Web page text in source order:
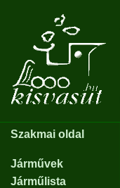
Szakmai oldal
Járművek
Járműlista